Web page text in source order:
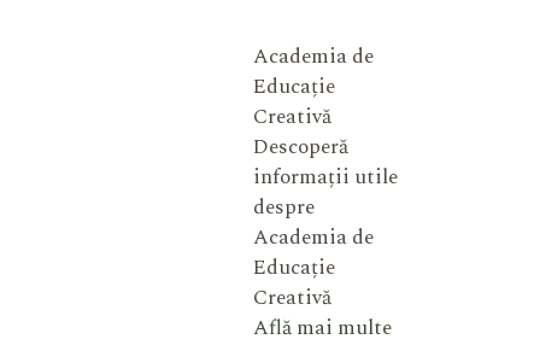
Academia de
Educație
Creativă
Descoperă
informații utile
despre
Academia de
Educație
Creativă
Află mai multe